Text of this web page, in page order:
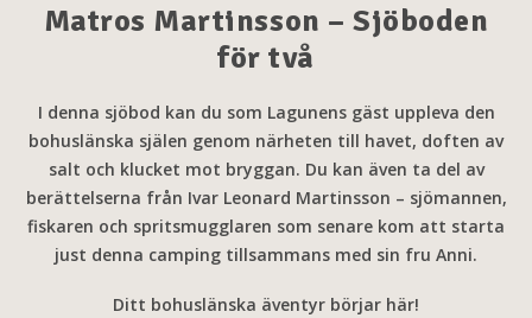
Matros Martinsson – Sjöboden
för två
I denna sjöbod kan du som Lagunens gäst uppleva den
bohuslänska själen genom närheten till havet, doften av
salt och klucket mot bryggan. Du kan även ta del av
berättelserna från Ivar Leonard Martinsson – sjömannen,
fiskaren och spritsmugglaren som senare kom att starta
just denna camping tillsammans med sin fru Anni.
Ditt bohuslänska äventyr börjar här!